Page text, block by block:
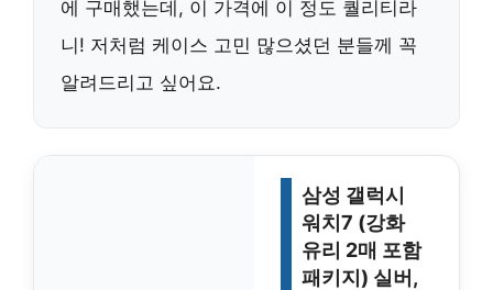
에 구매했는데, 이 가격에 이 정도 퀄리티라
니! 저처럼 케이스 고민 많으셨던 분들께 꼭
알려드리고 싶어요.
삼성 갤럭시
워치7 (강화
유리 2매 포함
패키지) 실버,